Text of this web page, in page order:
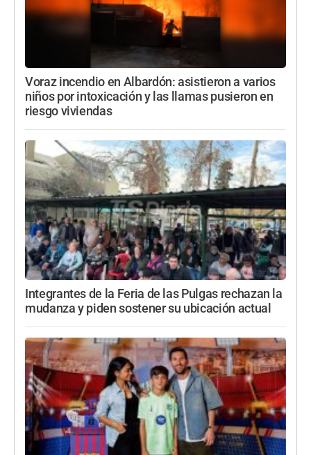
Voraz incendio en Albardón: asistieron a varios
niños por intoxicación y las llamas pusieron en
riesgo viviendas
Integrantes de la Feria de las Pulgas rechazan la
mudanza y piden sostener su ubicación actual